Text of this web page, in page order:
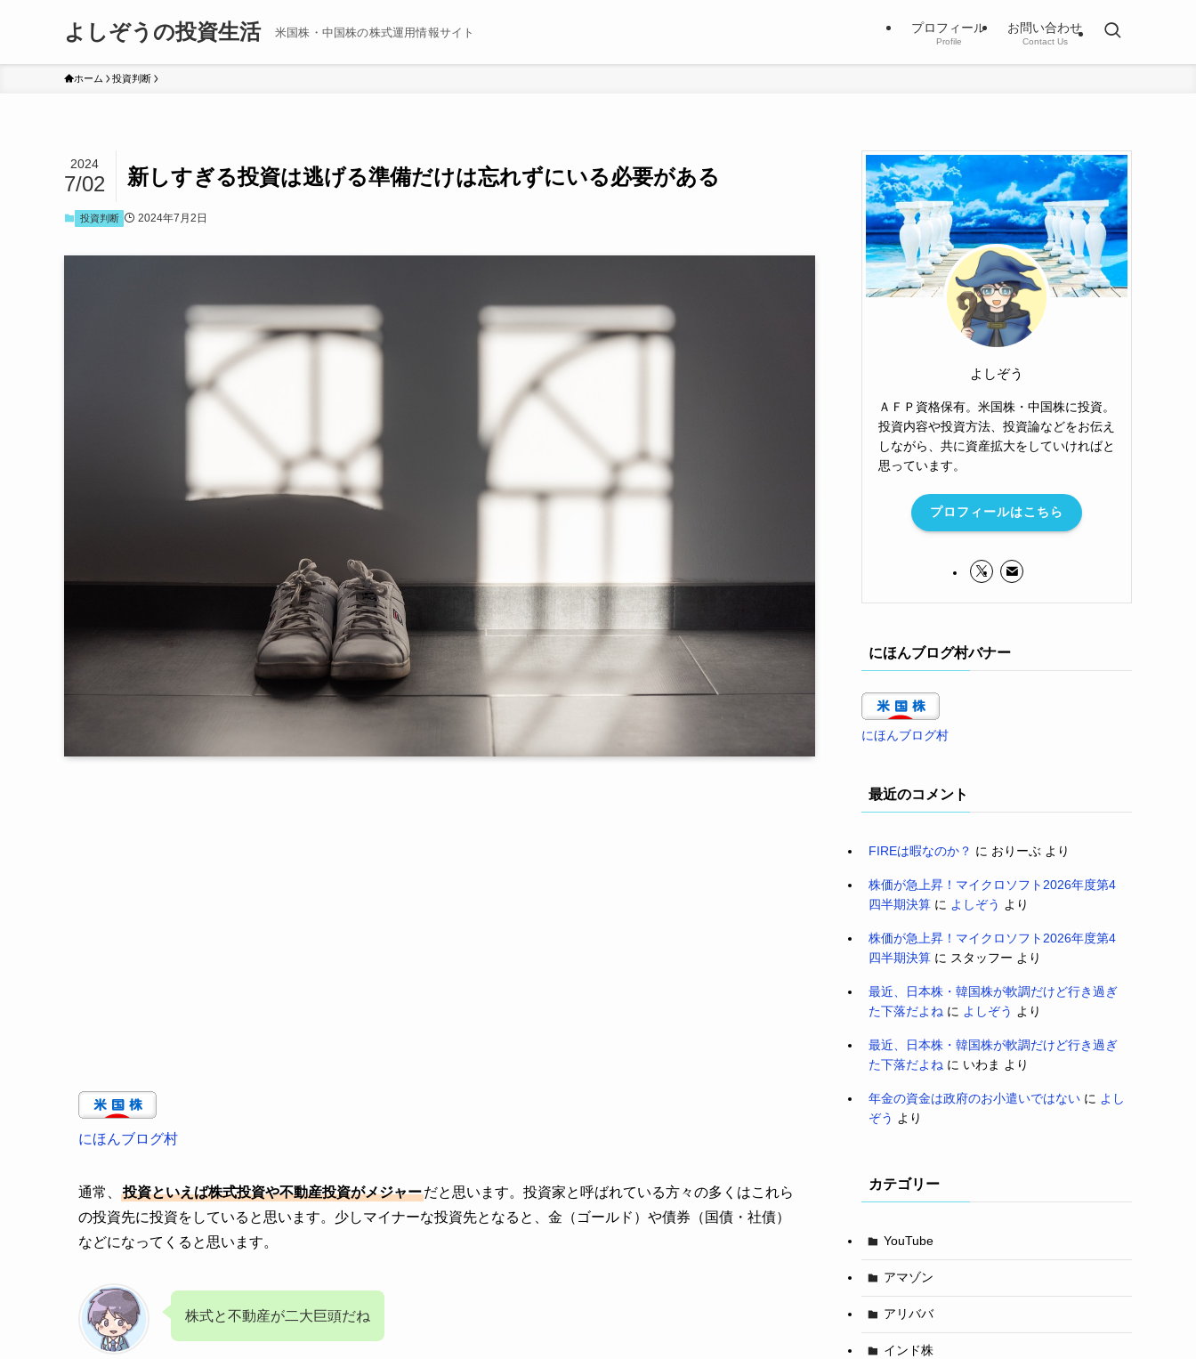
よしぞうの投資生活 米国株・中国株の株式運用情報サイト プロフィール
Profile
お問い合わせ
Contact Us
ホーム 投資判断
新しすぎる投資は逃げる準備だけは忘れずにいる必要がある
2024
7/02
投資判断 2024年7月2日
にほんブログ村
通常、 投資といえば株式投資や不動産投資がメジャーだと思います。投資家と呼ばれている方々の多くはこれら
の投資先に投資をしていると思います。少しマイナーな投資先となると、金（ゴールド）や債券（国債・社債）
などになってくると思います。
株式と不動産が二大巨頭だね
よしぞう
ＡＦＰ資格保有。米国株・中国株に投資。
投資内容や投資方法、投資論などをお伝え
しながら、共に資産拡大をしていければと
思っています。
プロフィールはこちら
にほんブログ村バナー
にほんブログ村
最近のコメント
FIREは暇なのか？ に おりーぶ より
株価が急上昇！マイクロソフト2026年度第4
四半期決算 に よしぞう より
株価が急上昇！マイクロソフト2026年度第4
四半期決算 に スタッフー より
最近、日本株・韓国株が軟調だけど行き過ぎ
た下落だよね に よしぞう より
最近、日本株・韓国株が軟調だけど行き過ぎ
た下落だよね に いわま より
年金の資金は政府のお小遣いではない に よし
ぞう より
カテゴリー
YouTube
アマゾン
アリババ
インド株